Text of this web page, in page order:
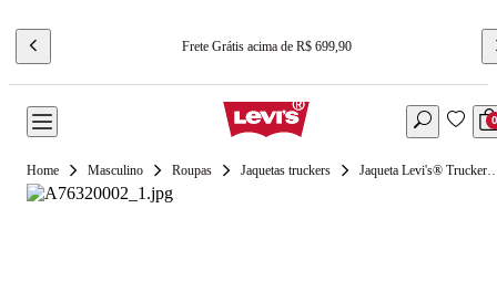
Frete Grátis acima de R$ 699,90
0
Masculino Roupas Jaquetas truckers Jaqueta Levi's®